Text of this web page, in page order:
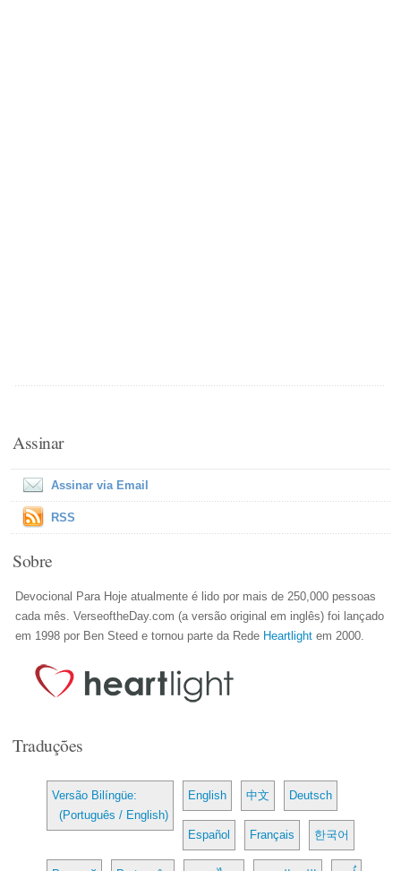
Assinar
Assinar via Email
RSS
Sobre
Devocional Para Hoje atualmente é lido por mais de 250,000 pessoas
cada mês. VerseoftheDay.com (a versão original em inglês) foi lançado
em 1998 por Ben Steed e tornou parte da Rede Heartlight em 2000.
Traduções
Versão Bilíngüe:
(Português / English)
English 中文 Deutsch
Español Français 한국어